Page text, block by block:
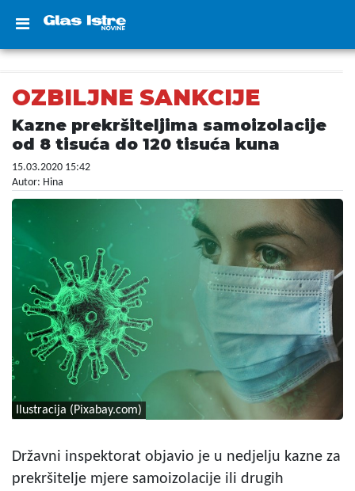
OZBILJNE SANKCIJE
Kazne prekršiteljima samoizolacije
od 8 tisuća do 120 tisuća kuna
15.03.2020 15:42
Autor: Hina
Ilustracija (Pixabay.com)
Državni inspektorat objavio je u nedjelju kazne za
prekršitelje mjere samoizolacije ili drugih